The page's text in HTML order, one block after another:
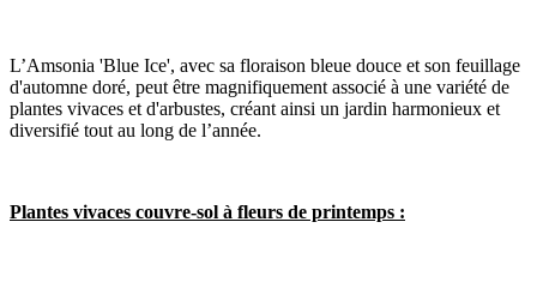
L’Amsonia 'Blue Ice', avec sa floraison bleue douce et son feuillage
d'automne doré, peut être magnifiquement associé à une variété de
plantes vivaces et d'arbustes, créant ainsi un jardin harmonieux et
diversifié tout au long de l’année.
Plantes vivaces couvre-sol à fleurs de printemps :